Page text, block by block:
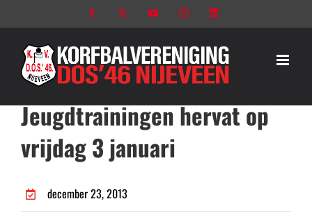
naar
Facebook YouTubeInstagram
Jeugdtrainingen hervat op
vrijdag 3 januari
december 23, 2013